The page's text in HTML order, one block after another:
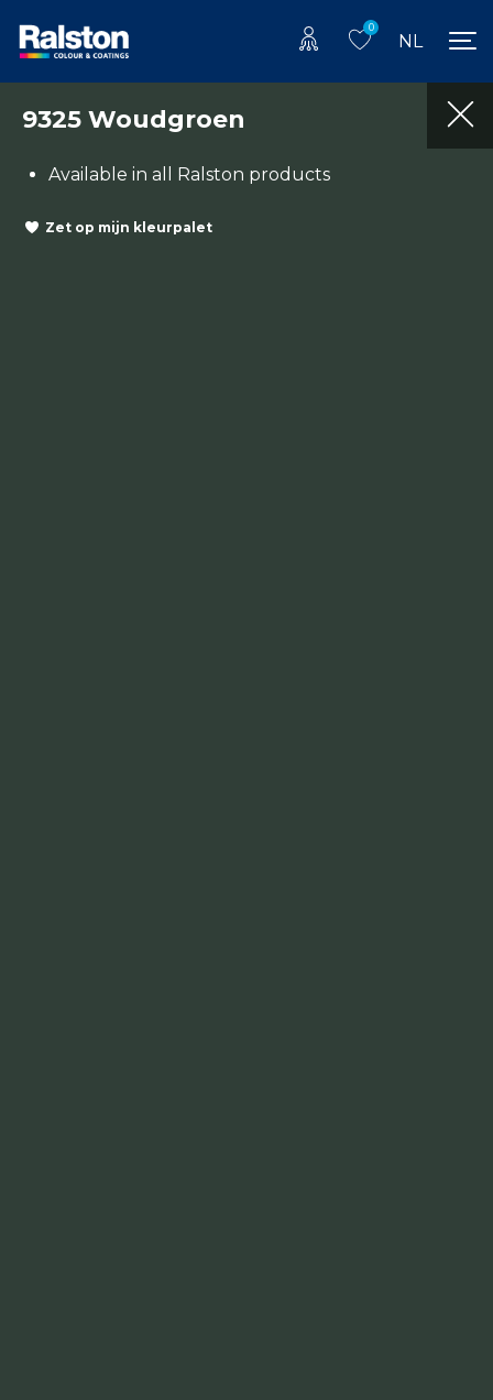
0
NL
9325 Woudgroen
Available in all Ralston products
Zet op mijn kleurpalet